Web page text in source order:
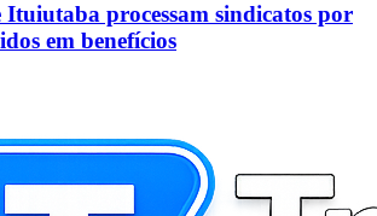
Ituiutaba processam sindicatos por
em benefícios